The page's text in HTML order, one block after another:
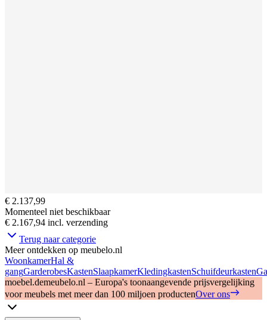
€ 2.137,99
Momenteel niet beschikbaar
€ 2.167,94 incl. verzending
Terug naar categorie
Meer ontdekken op meubelo.nl
WoonkamerHal &
gangGarderobesKastenSlaapkamerKledingkastenSchuifdeurkasten
moebel.demeubelo.nl – Europa's toonaangevende prijsvergelijking
voor meubels met meer dan 100 miljoen productenOver ons